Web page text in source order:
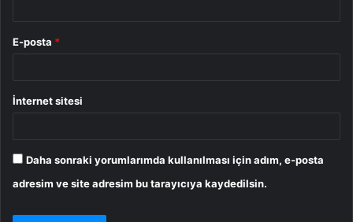
E-posta *
İnternet sitesi
Daha sonraki yorumlarımda kullanılması için adım, e-posta
adresim ve site adresim bu tarayıcıya kaydedilsin.